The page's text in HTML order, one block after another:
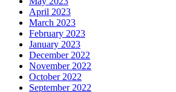
April 2023
March 2023
February 2023
January 2023
December 2022
November 2022
October 2022
September 2022